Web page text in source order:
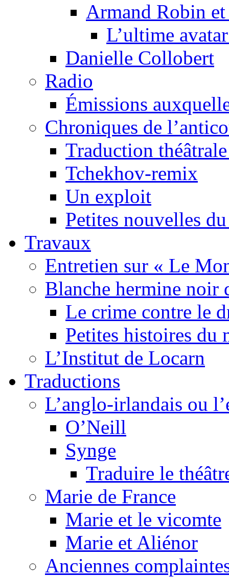
Armand Robin
L’ultime
Danielle Collobert
Radio
Émissions
Chroniques de
Traduction
Tchekhov-remix
Un exploit
Petites nouvelles
Travaux
Entretien sur « Le
Blanche hermine noir
Le crime contre le
Petites histoires du
L’Institut de Locarn
Traductions
L’anglo-irlandais ou
O’Neill
Synge
Traduire le
Marie de France
Marie et le vicomte
Marie et Aliénor
Anciennes